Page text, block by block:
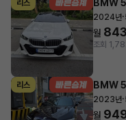
리스 BMW
2024년·
월
조회
리스 BMW
2023년·
월